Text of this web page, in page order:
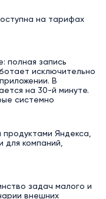
на тарифах
полная запись
исключительно
В
на 30-й минуте.
системно
Яндекса,
для компаний,
задач малого и
внешних